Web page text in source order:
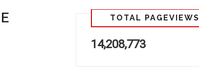
TOTAL PAGEVIEWS
14,208,773